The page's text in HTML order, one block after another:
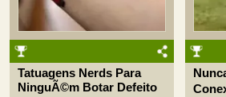
Tatuagens Nerds Para
NinguÃ©m Botar Defeito